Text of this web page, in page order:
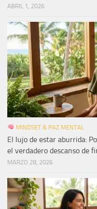
ABRIL 1, 2026
MINDSET & PAZ MENTAL
El lujo de estar aburrida:
el verdadero descanso de
MARZO 28, 2026